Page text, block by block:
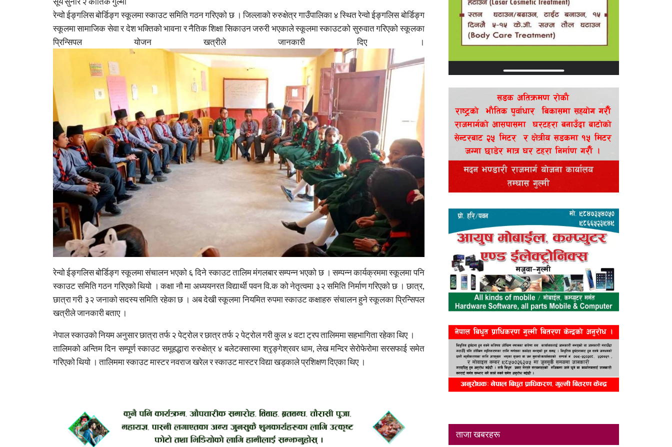
रेन्वो ईङ्गलिस बोर्डिङ्ग स्कूलमा स्काउट समिति गठन गरिएको छ । जिल्लाको रुरुक्षेत्र गाउँपालिका ४ स्थित रेन्वो ईङ्गलिस बोर्डिङ्ग
स्कूलमा सामाजिक सेवा र देश भक्तिको भावना र नैतिक शिक्षा सिकाउन जरुरी भएकाले स्कूलमा स्काउटको सुरुवात गरिएको स्कूलका
प्रिन्सिपल योजन खत्रीले जानकारी दिए ।
रेन्वो ईङ्गलिस बोर्डिङ्ग स्कूलमा संचालन भएको ६ दिने स्काउट तालिम मंगलबार सम्पन्न भएको छ । सम्पन्न कार्यक्रममा स्कूलमा पनि
स्काउट समिति गठन गरिएको थियो । कक्षा नौ मा अध्ययनरत विद्यार्थी पवन वि.क को नेतृत्वमा ३२ समिति निर्माण गरिएको छ । छात्र,
छात्रा गरी ३२ जनाको सदस्य समिति रहेका छ । अब देखी स्कूलमा नियमित रुपमा स्काउट कक्षाहरु संचालन हुने स्कूलका प्रिन्सिपल
खत्रीले जानकारी बताए ।
नेपाल स्काउको नियम अनुसार छात्रा तर्फ २ पेट्रोल र छात्र तर्फ २ पेट्रोल गरी कुल ४ वटा ट्रप तालिममा सहभागिता रहेका थिए ।
तालिमको अन्तिम दिन सम्पूर्ण स्काउट समूहद्धारा रुरुक्षेत्र ४ बलेटक्सारमा श्रृङ्गेश्रवर धाम, लेख मन्दिर सेरोफेरोमा सरसफाई समेत
गरिएको थियो । तालिममा स्काउट मास्टर नवराज खरेल र स्काउट मास्टर विद्या खड्काले प्रशिक्षण दिएका थिए ।
ताजा खबरहरू